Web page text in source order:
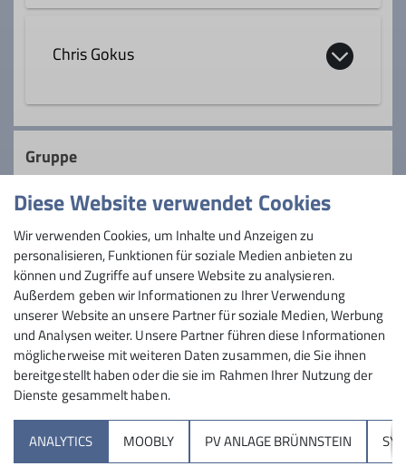
Chris Gokus
08031 2716031
alpenverein@dav-rosenheim.de
Qualifikationen
Kletterbetreuer*in Breitensport
Ämter
Gruppenleiter*in
Gruppe
Berglinge
Hallo liebe wanderlustige Familien,
seid Ihr auch gerne draußen unterwegs?
Möchtet Ihr Eure Liebe zur Natur und den
Bergen auch gerne an Eure Kinder
weitergeben? Und das am liebsten
gemeinsam mit anderen großen und
kleinen Menschen?
Dann seid Ihr herzlich willkommen bei
Sektion
Diese Website verwendet Cookies
Wir verwenden Cookies, um Inhalte und Anzeigen zu
personalisieren, Funktionen für soziale Medien anbieten zu
können und Zugriffe auf unsere Website zu analysieren.
Außerdem geben wir Informationen zu Ihrer Verwendung
unserer Website an unsere Partner für soziale Medien, Werbung
und Analysen weiter. Unsere Partner führen diese Informationen
möglicherweise mit weiteren Daten zusammen, die Sie ihnen
bereitgestellt haben oder die sie im Rahmen Ihrer Nutzung der
Dienste gesammelt haben.
ANALYTICS MOOBLY PV ANLAGE BRÜNNSTEIN